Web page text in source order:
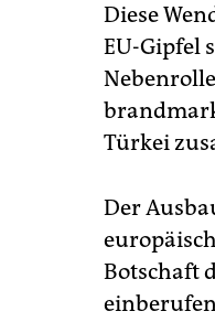
Diese
EU-Gipfel
Türkei
Der
Botschaft